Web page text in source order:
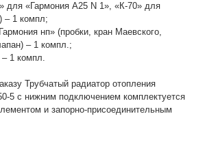
для «Гармония А25 N 1», «К-70» для
– 1 компл;
нп» (пробки, кран Маевского,
– 1 компл.;
– 1 компл.
Трубчатый радиатор отопления
5 с нижним подключением комплектуется
и запорно-присоединительным